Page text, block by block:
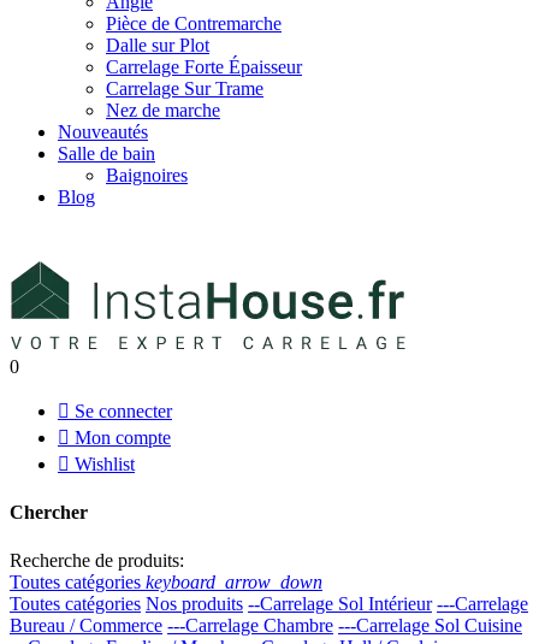
Pièce de Contremarche
Dalle sur Plot
Carrelage Forte Épaisseur
Carrelage Sur Trame
Nez de marche
Nouveautés
Salle de bain
Baignoires
Blog
0
 Se connecter
 Mon compte
 Wishlist
Chercher
Recherche de produits:
Toutes catégories keyboard_arrow_down
Toutes catégories Nos produits --Carrelage Sol Intérieur ---Carrelage
Bureau / Commerce ---Carrelage Chambre ---Carrelage Sol Cuisine